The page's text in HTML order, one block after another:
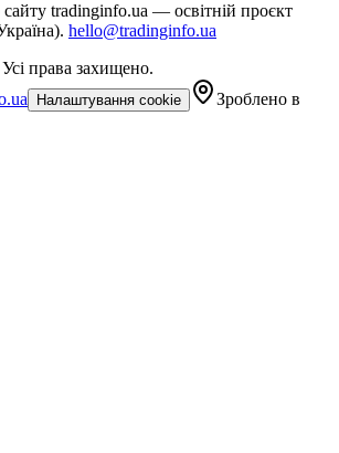
tradinginfo.ua — освітній проєкт
hello@tradinginfo.ua
Усі права захищено.
Налаштування cookie
Зроблено в